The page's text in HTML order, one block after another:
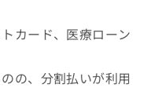
カード、医療ローン
の、分割払いが利用